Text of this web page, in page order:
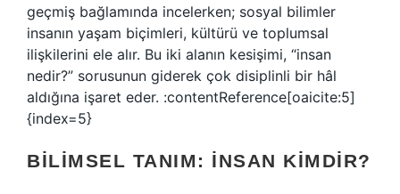
geçmiş bağlamında incelerken; sosyal bilimler
insanın yaşam biçimleri, kültürü ve toplumsal
ilişkilerini ele alır. Bu iki alanın kesişimi, “insan
nedir?” sorusunun giderek çok disiplinli bir hâl
aldığına işaret eder. :contentReference[oaicite:5]
{index=5}
BILIMSEL TANIM: İNSAN KIMDIR?